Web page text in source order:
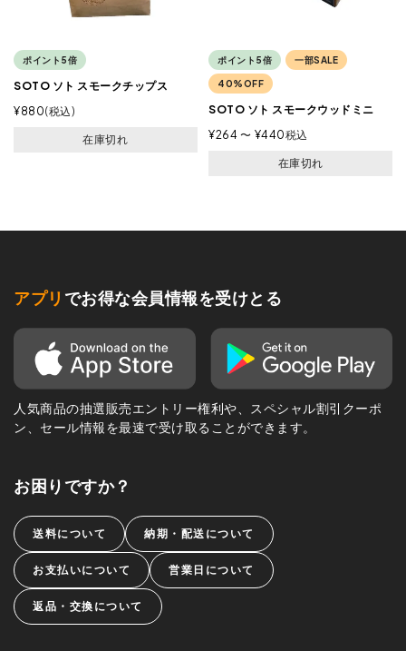
ポイント5倍
SOTO ソト スモークチップス
¥880 税込
在庫切れ
ポイント5倍 一部SALE
40%OFF
SOTO ソト スモークウッドミニ
¥264 〜 ¥440税込
在庫切れ
アプリ でお得な会員情報を受けとる
人気商品の抽選販売エントリー権利や、スペシャル割引クーポ
ン、セール情報を最速で受け取ることができます。
お困りですか？
送料について 納期・配送について
お支払いについて 営業日について
返品・交換について